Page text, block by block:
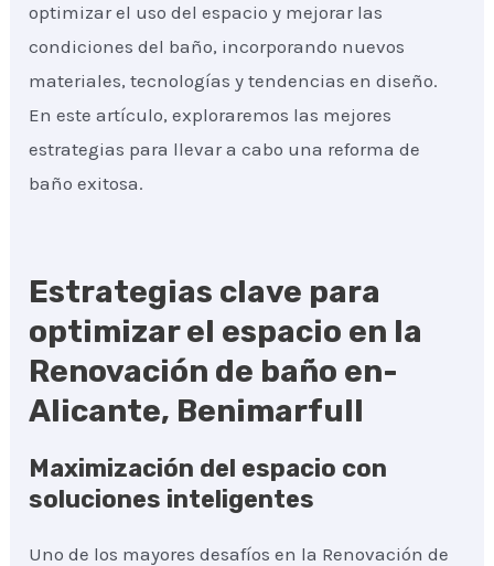
optimizar el uso del espacio y mejorar las
condiciones del baño, incorporando nuevos
materiales, tecnologías y tendencias en diseño.
En este artículo, exploraremos las mejores
estrategias para llevar a cabo una reforma de
baño exitosa.
Estrategias clave para
optimizar el espacio en la
Renovación de baño en-
Alicante, Benimarfull
Maximización del espacio con
soluciones inteligentes
Uno de los mayores desafíos en la Renovación de